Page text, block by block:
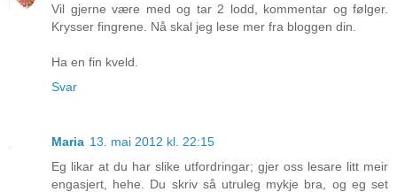
Vil gjerne være med og tar 2 lodd, kommentar og følger.
Krysser fingrene. Nå skal jeg lese mer fra bloggen din.
Ha en fin kveld.
Svar
Maria 13. mai 2012 kl. 22:15
Eg likar at du har slike utfordringar; gjer oss lesare litt meir
engasjert, hehe. Du skriv så utruleg mykje bra, og eg set